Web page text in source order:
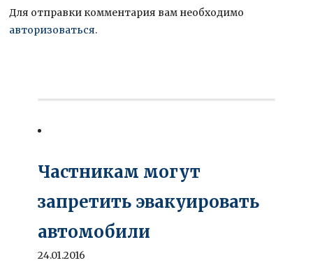
Для отправки комментария вам необходимо
авторизоваться.
Частникам могут
запретить эвакуировать
автомобили
24.01.2016